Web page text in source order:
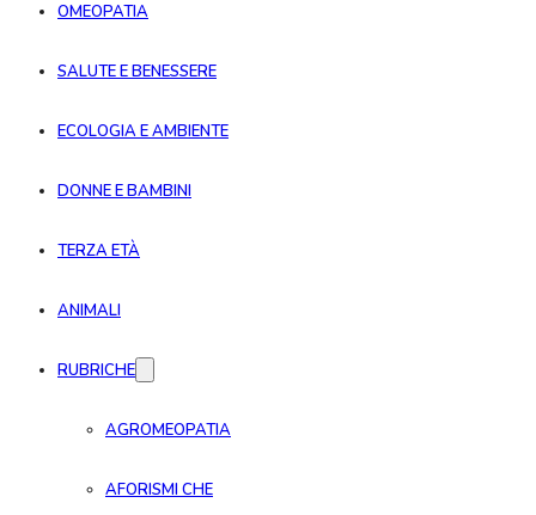
OMEOPATIA
SALUTE E BENESSERE
ECOLOGIA E AMBIENTE
DONNE E BAMBINI
TERZA ETÀ
ANIMALI
RUBRICHE
AGROMEOPATIA
AFORISMI CHE